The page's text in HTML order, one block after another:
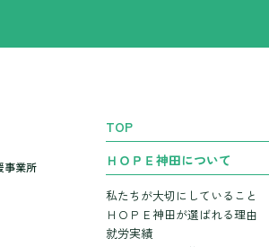
事業所
TOP
ＨＯＰＥ神田について
私たちが大切にしていること
ＨＯＰＥ神田が選ばれる理由
就労実績